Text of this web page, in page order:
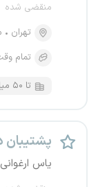
منقضی شده
تهران
تمام
تا ۵۰ میلیون تومان
پشتیبان
یاس